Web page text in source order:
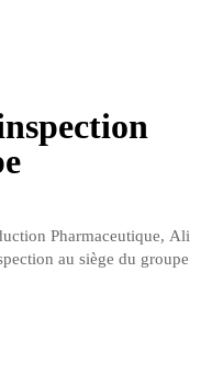
Pharmaceutique, Ali
au siège du groupe